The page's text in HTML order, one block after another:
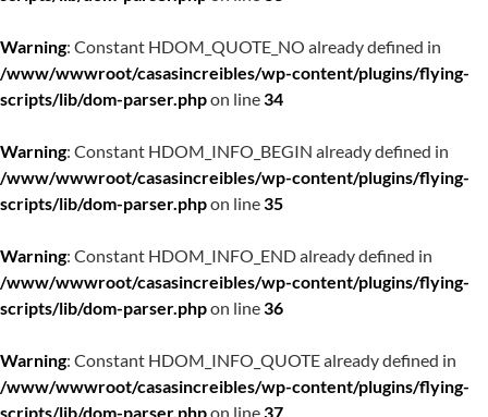
Warning: Constant HDOM_QUOTE_NO already defined in
/www/wwwroot/casasincreibles/wp-content/plugins/flying-
scripts/lib/dom-parser.phpon line34
Warning: Constant HDOM_INFO_BEGIN already defined in
/www/wwwroot/casasincreibles/wp-content/plugins/flying-
scripts/lib/dom-parser.phpon line35
Warning: Constant HDOM_INFO_END already defined in
/www/wwwroot/casasincreibles/wp-content/plugins/flying-
scripts/lib/dom-parser.phpon line36
Warning: Constant HDOM_INFO_QUOTE already defined in
/www/wwwroot/casasincreibles/wp-content/plugins/flying-
scripts/lib/dom-parser.phpon line37